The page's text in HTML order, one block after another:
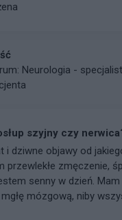
Neurologia -
szyjny czy
i dziwne objawy od
przewlekłe zmęczenie,
senny w dzień. Mam
mózgową, niby